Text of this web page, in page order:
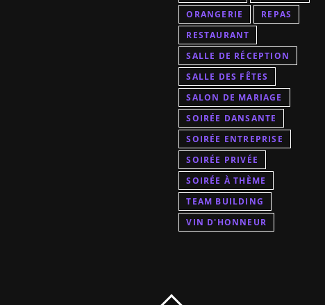
ORANGERIE
REPAS
RESTAURANT
SALLE DE RÉCEPTION
SALLE DES FÊTES
SALON DE MARIAGE
SOIRÉE DANSANTE
SOIRÉE ENTREPRISE
SOIRÉE PRIVÉE
SOIRÉE À THÈME
TEAM BUILDING
VIN D'HONNEUR